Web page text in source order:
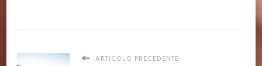
ARTICOLO PRECEDENTE